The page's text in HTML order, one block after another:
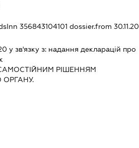
356843104101 dossier.from 30.11.20
у зв'язку з: надання декларацiй про
РIШЕННЯМ